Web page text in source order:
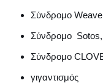
Σύνδρομο
Σύνδρομο Sotos,
Σύνδρομο
γιγαντισμός